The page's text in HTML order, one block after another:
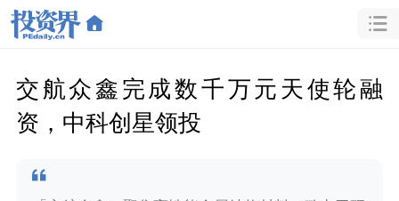
交航众鑫完成数千万元天使轮融
资，中科创星领投